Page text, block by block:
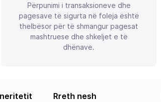
Përpunimi i transaksioneve dhe
pagesave të sigurta në foleja është
thelbësor për të shmangur pagesat
mashtruese dhe shkeljet e të
dhënave.
Rreth nesh